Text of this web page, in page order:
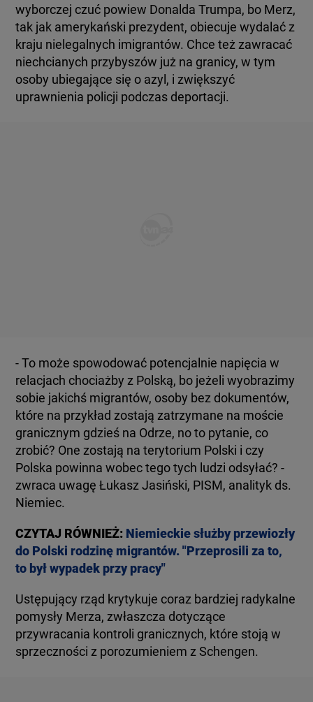
wyborczej czuć powiew Donalda Trumpa, bo Merz,
tak jak amerykański prezydent, obiecuje wydalać z
kraju nielegalnych imigrantów. Chce też zawracać
niechcianych przybyszów już na granicy, w tym
osoby ubiegające się o azyl, i zwiększyć
uprawnienia policji podczas deportacji.
- To może spowodować potencjalnie napięcia w
relacjach chociażby z Polską, bo jeżeli wyobrazimy
sobie jakichś migrantów, osoby bez dokumentów,
które na przykład zostają zatrzymane na moście
granicznym gdzieś na Odrze, no to pytanie, co
zrobić? One zostają na terytorium Polski i czy
Polska powinna wobec tego tych ludzi odsyłać? -
zwraca uwagę Łukasz Jasiński, PISM, analityk ds.
Niemiec.
CZYTAJ RÓWNIEŻ: Niemieckie służby przewiozły
do Polski rodzinę migrantów. "Przeprosili za to,
to był wypadek przy pracy"
Ustępujący rząd krytykuje coraz bardziej radykalne
pomysły Merza, zwłaszcza dotyczące
przywracania kontroli granicznych, które stoją w
sprzeczności z porozumieniem z Schengen.